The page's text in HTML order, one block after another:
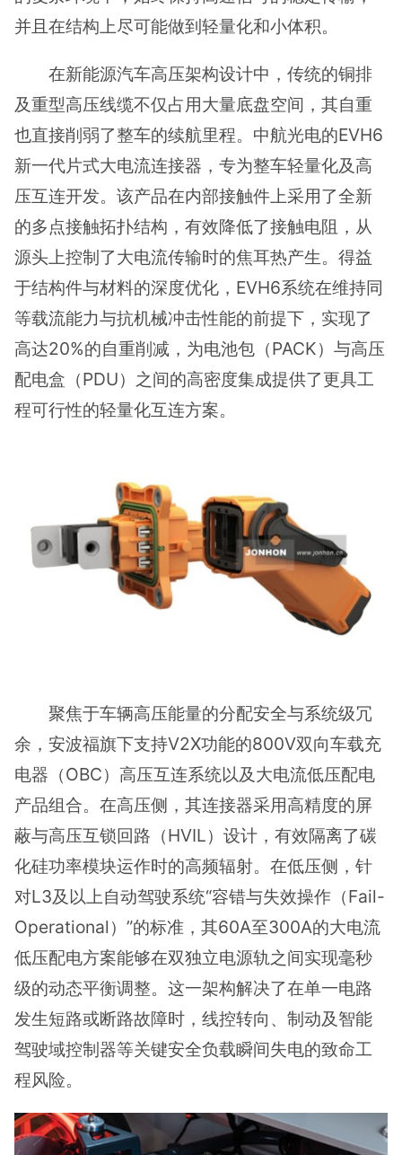
并且在结构上尽可能做到轻量化和小体积。
在新能源汽车高压架构设计中，传统的铜排
及重型高压线缆不仅占用大量底盘空间，其自重
也直接削弱了整车的续航里程。中航光电的EVH6
新一代片式大电流连接器，专为整车轻量化及高
压互连开发。该产品在内部接触件上采用了全新
的多点接触拓扑结构，有效降低了接触电阻，从
源头上控制了大电流传输时的焦耳热产生。得益
于结构件与材料的深度优化，EVH6系统在维持同
等载流能力与抗机械冲击性能的前提下，实现了
高达20%的自重削减，为电池包（PACK）与高压
配电盒（PDU）之间的高密度集成提供了更具工
程可行性的轻量化互连方案。
聚焦于车辆高压能量的分配安全与系统级冗
余，安波福旗下支持V2X功能的800V双向车载充
电器（OBC）高压互连系统以及大电流低压配电
产品组合。在高压侧，其连接器采用高精度的屏
蔽与高压互锁回路（HVIL）设计，有效隔离了碳
化硅功率模块运作时的高频辐射。在低压侧，针
对L3及以上自动驾驶系统“容错与失效操作（Fail-
Operational）”的标准，其60A至300A的大电流
低压配电方案能够在双独立电源轨之间实现毫秒
级的动态平衡调整。这一架构解决了在单一电路
发生短路或断路故障时，线控转向、制动及智能
驾驶域控制器等关键安全负载瞬间失电的致命工
程风险。